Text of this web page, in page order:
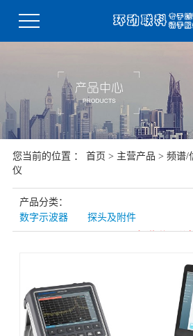
您当前的位置 ： 首页 > 主营产品 > 频谱/
仪
产品分类：
数字示波器
探头及附件
万用表/数据采集系统
元件参数测试仪
安规测试仪
电源和负载
电能/功率分析仪
显微镜
温度测